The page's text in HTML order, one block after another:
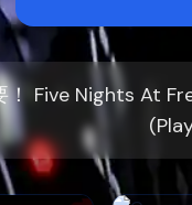
！ Five Nights At